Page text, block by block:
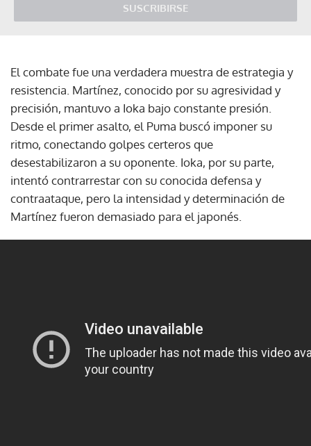
SUSCRIBIRSE
El combate fue una verdadera muestra de estrategia y
resistencia. Martínez, conocido por su agresividad y
precisión, mantuvo a Ioka bajo constante presión.
Desde el primer asalto, el Puma buscó imponer su
ritmo, conectando golpes certeros que
desestabilizaron a su oponente. Ioka, por su parte,
intentó contrarrestar con su conocida defensa y
contraataque, pero la intensidad y determinación de
Martínez fueron demasiado para el japonés.